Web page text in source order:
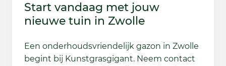
Start vandaag met jouw
nieuwe tuin in Zwolle
Een onderhoudsvriendelijk gazon in Zwolle
begint bij Kunstgrasgigant. Neem contact